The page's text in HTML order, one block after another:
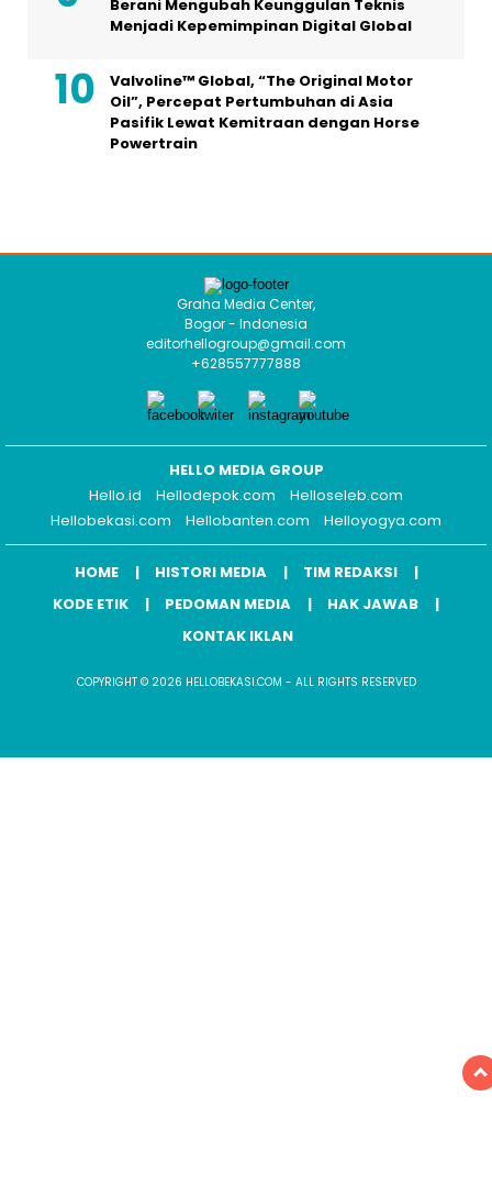
Berani Mengubah Keunggulan Teknis
Menjadi Kepemimpinan Digital Global
Valvoline™ Global, “The Original Motor
Oil”, Percepat Pertumbuhan di Asia
Pasifik Lewat Kemitraan dengan Horse
Powertrain
Graha Media Center,
Bogor - Indonesia
editorhellogroup@gmail.com
+628557777888
HELLO MEDIA GROUP
Hello.id
Hellodepok.com
Helloseleb.com
Hellobekasi.com
Hellobanten.com Helloyogya.com
HOME HISTORI MEDIA
TIM REDAKSI
KODE ETIK
PEDOMAN MEDIA
HAK JAWAB
KONTAK IKLAN
COPYRIGHT © 2026 HELLOBEKASI.COM - ALL RIGHTS RESERVED